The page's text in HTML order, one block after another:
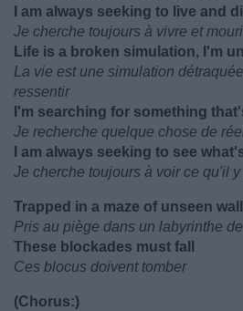
I am always seeking to live and
Je cherche toujours à vivre et
Life is a broken simulation, I'm
La vie est une simulation
ressentir
I'm searching for something
Je recherche quelque chose de
I am always seeking to see
Je cherche toujours à voir ce qu'il
Trapped in a maze of unseen
Pris au piège dans un labyrinthe
These blockades must fall
Ces blocus doivent tomber
(Chorus:)